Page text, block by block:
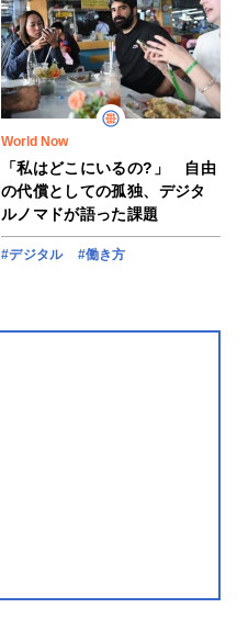
World Now
「私はどこにいるの?」 自由
の代償としての孤独、デジタ
ルノマドが語った課題
#デジタル #働き方